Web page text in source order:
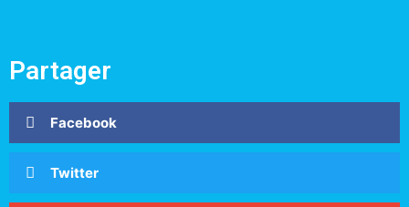
Partager
Facebook
Twitter